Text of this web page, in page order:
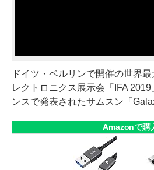
ドイツ・ベルリンで開催の世界
レクトロニクス展示会「IFA
ンスで発表されたサムスン「
Amazonで購